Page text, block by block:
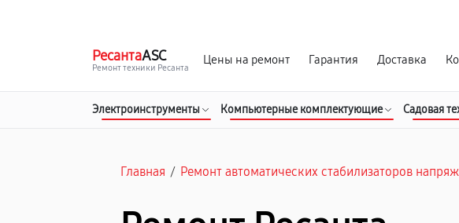
РесантаASC
Ремонт техники Ресанта
Цены на ремонт Гарантия Доставка
Электроинструменты Компьютерные комплектующие Садовая
Главная / Ремонт автоматических стабилизаторов